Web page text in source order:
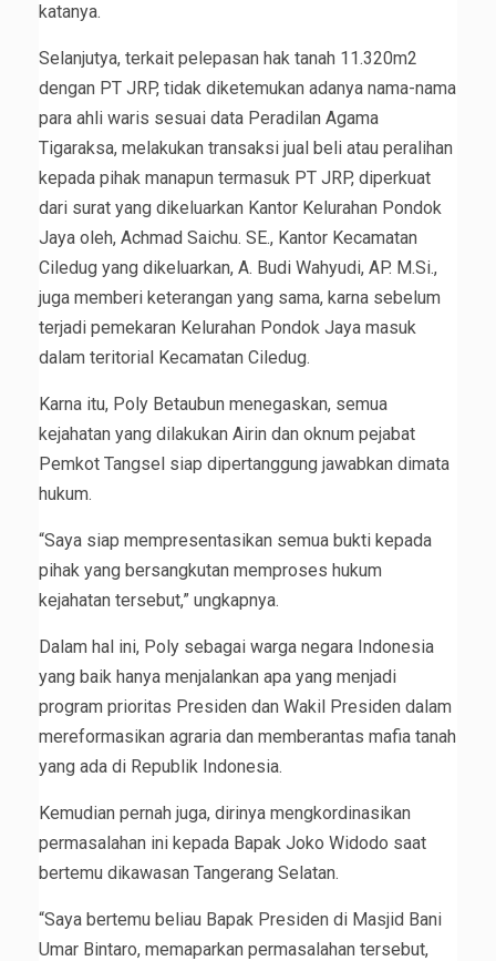
katanya.
Selanjutya, terkait pelepasan hak tanah 11.320m2
dengan PT JRP, tidak diketemukan adanya nama-nama
para ahli waris sesuai data Peradilan Agama
Tigaraksa, melakukan transaksi jual beli atau peralihan
kepada pihak manapun termasuk PT JRP, diperkuat
dari surat yang dikeluarkan Kantor Kelurahan Pondok
Jaya oleh, Achmad Saichu. SE., Kantor Kecamatan
Ciledug yang dikeluarkan, A. Budi Wahyudi, AP. M.Si.,
juga memberi keterangan yang sama, karna sebelum
terjadi pemekaran Kelurahan Pondok Jaya masuk
dalam teritorial Kecamatan Ciledug.
Karna itu, Poly Betaubun menegaskan, semua
kejahatan yang dilakukan Airin dan oknum pejabat
Pemkot Tangsel siap dipertanggung jawabkan dimata
hukum.
“Saya siap mempresentasikan semua bukti kepada
pihak yang bersangkutan memproses hukum
kejahatan tersebut,” ungkapnya.
Dalam hal ini, Poly sebagai warga negara Indonesia
yang baik hanya menjalankan apa yang menjadi
program prioritas Presiden dan Wakil Presiden dalam
mereformasikan agraria dan memberantas mafia tanah
yang ada di Republik Indonesia.
Kemudian pernah juga, dirinya mengkordinasikan
permasalahan ini kepada Bapak Joko Widodo saat
bertemu dikawasan Tangerang Selatan.
“Saya bertemu beliau Bapak Presiden di Masjid Bani
Umar Bintaro, memaparkan permasalahan tersebut,